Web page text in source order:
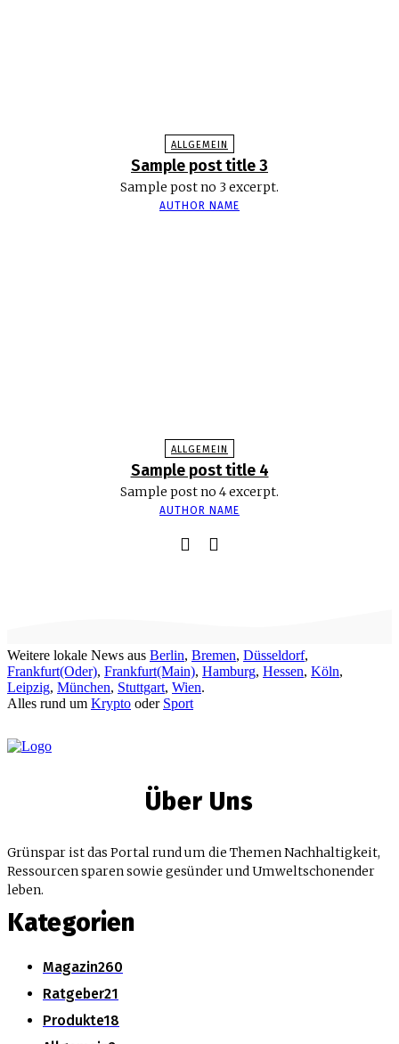
ALLGEMEIN
Sample post title 3
Sample post no 3 excerpt.
AUTHOR NAME
ALLGEMEIN
Sample post title 4
Sample post no 4 excerpt.
AUTHOR NAME
Weitere lokale News aus Berlin, Bremen, Düsseldorf,
Frankfurt(Oder), Frankfurt(Main), Hamburg, Hessen, Köln,
Leipzig, München, Stuttgart, Wien.
Alles rund um Krypto oder Sport
Über Uns
Grünspar ist das Portal rund um die Themen Nachhaltigkeit,
Ressourcen sparen sowie gesünder und Umweltschonender
leben.
Kategorien
Magazin260
Ratgeber21
Produkte18